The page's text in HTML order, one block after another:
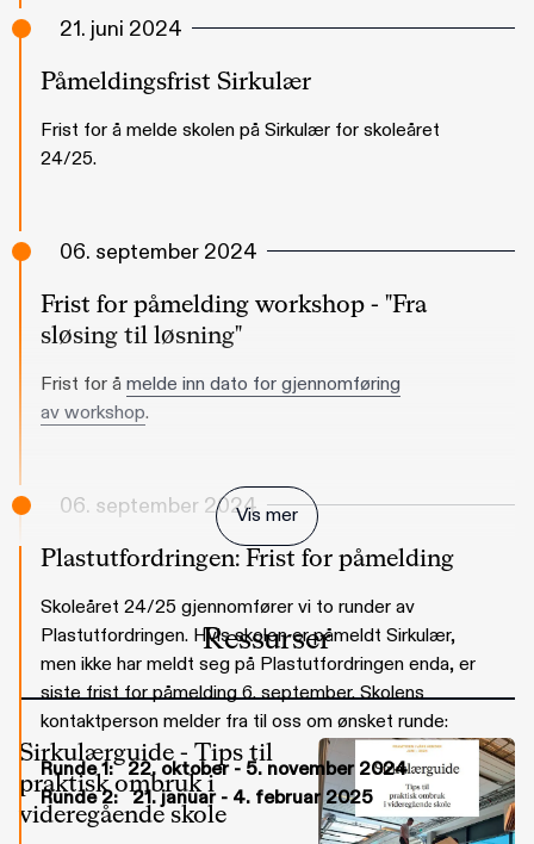
21. juni 2024
Påmeldingsfrist Sirkulær
Frist for å melde skolen på Sirkulær for skoleåret
24/25.
06. september 2024
Frist for påmelding workshop - "Fra
sløsing til løsning"
Frist for å melde inn dato for gjennomføring
av workshop.
06. september 2024
Plastutfordringen: Frist for påmelding
Skoleåret 24/25 gjennomfører vi to runder av
Plastutfordringen. Hvis skolen er påmeldt Sirkulær,
men ikke har meldt seg på Plastutfordringen enda, er
siste frist for påmelding 6. september. Skolens
kontaktperson melder fra til oss om ønsket runde:
Runde 1: 22. oktober - 5. november 2024
Runde 2: 21.januar - 4. februar 2025
Vis mer
Ressurser
Sirkulærguide - Tips til
praktisk ombruk i
videregående skole